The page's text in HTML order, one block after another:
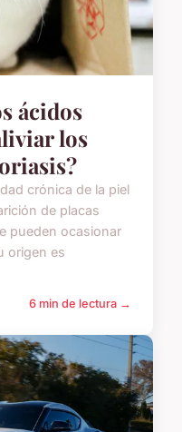
ácidos
los
crónica de la piel
de placas
pueden ocasionar
origen es
6 min de lectura →